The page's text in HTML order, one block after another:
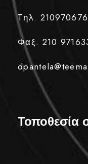
Tηλ.
Φαξ. 210
Τοποθεσία